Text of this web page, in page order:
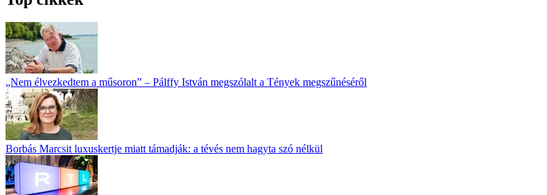
„Nem élvezkedtem a műsoron” – Pálffy István megszólalt a Tények megszűnéséről
Borbás Marcsit luxuskertje miatt támadják: a tévés nem hagyta szó nélkül